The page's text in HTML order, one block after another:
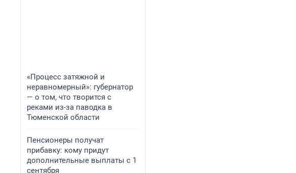
«Процесс затяжной и
неравномерный»: губернатор
— о том, что творится с
реками из-за паводка в
Тюменской области
Пенсионеры получат
прибавку: кому придут
дополнительные выплаты с 1
сентября